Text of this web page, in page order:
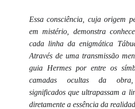
Essa consciência, cuja origem
em mistério, demonstra
cada linha da enigmática
Através de uma transmissão
guia Hermes por entre os
camadas ocultas da obra,
significados que ultrapassam a
diretamente a essência da